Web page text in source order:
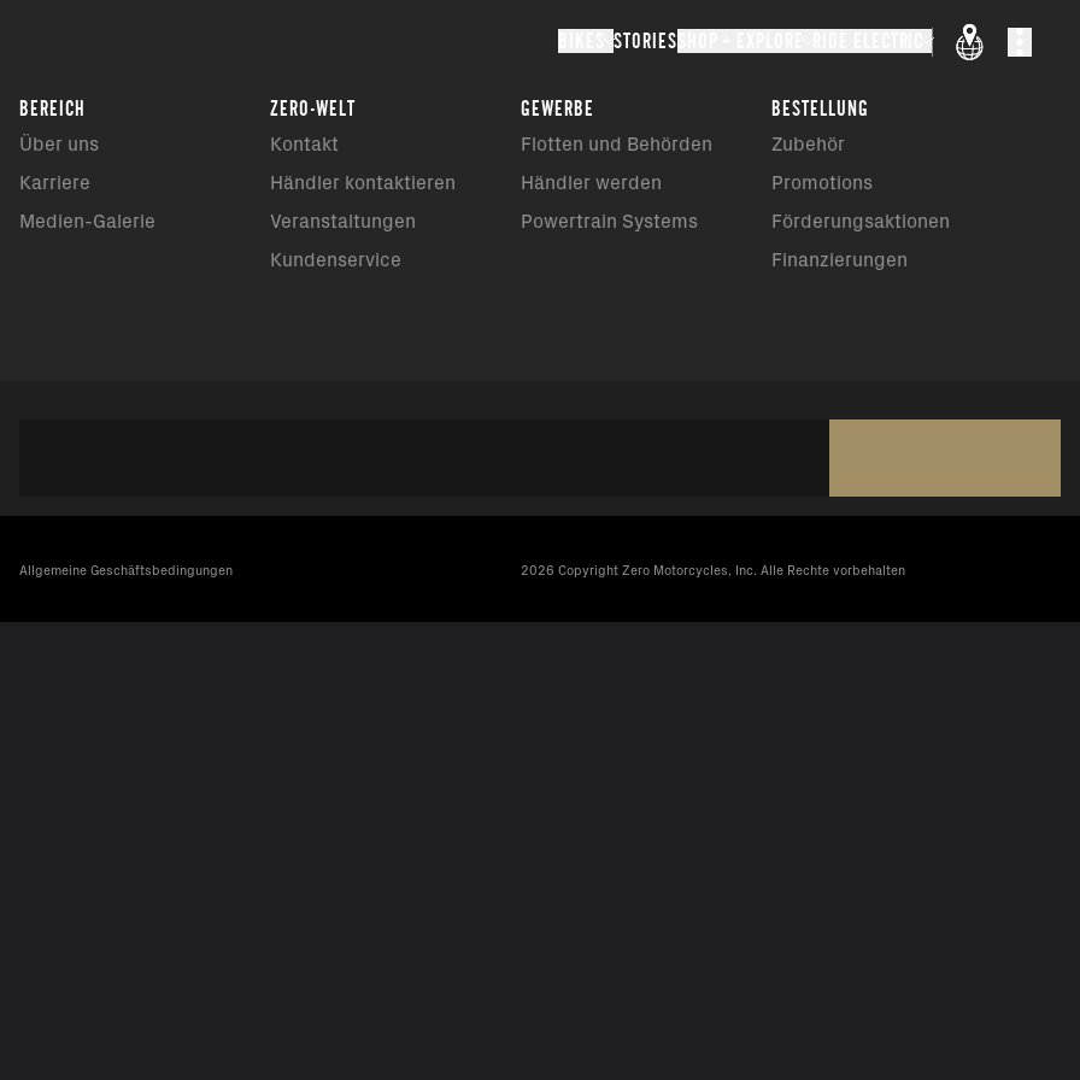
STORIES
BEREICH
Über uns
Karriere
Medien-Galerie
ZERO-WELT
Kontakt
Händler kontaktieren
Veranstaltungen
Kundenservice
GEWERBE
Flotten und Behörden
Händler werden
Powertrain Systems
BESTELLUNG
Zubehör
Promotions
Förderungsaktionen
Finanzierungen
Allgemeine Geschäftsbedingungen 2026 Copyright Zero Motorcycles, Inc. Alle Rechte vorbehalten